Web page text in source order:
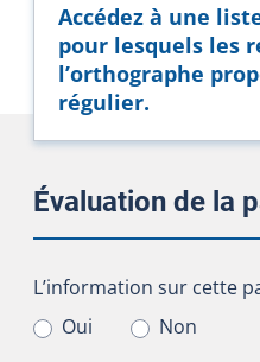
Accédez à une
pour lesquels les
l’orthographe
régulier.
Évaluation de la
L’information sur cette
L’information sur cette
Oui
Non